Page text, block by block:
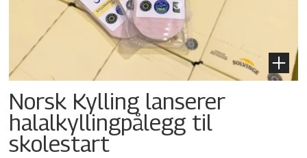
Norsk Kylling lanserer
halalkyllingpålegg til
skolestart